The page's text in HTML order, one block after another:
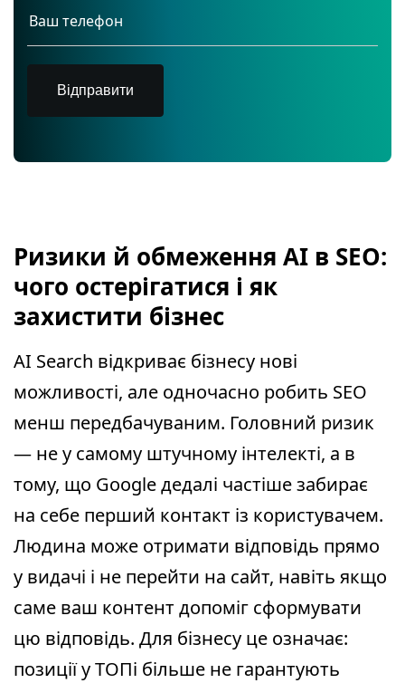
Відправити
Ризики й обмеження AI в SEO:
чого остерігатися і як
захистити бізнес
AI Search відкриває бізнесу нові
можливості, але одночасно робить SEO
менш передбачуваним. Головний ризик
— не у самому штучному інтелекті, а в
тому, що Google дедалі частіше забирає
на себе перший контакт із користувачем.
Людина може отримати відповідь прямо
у видачі і не перейти на сайт, навіть якщо
саме ваш контент допоміг сформувати
цю відповідь. Для бізнесу це означає:
позиції у ТОПі більше не гарантують